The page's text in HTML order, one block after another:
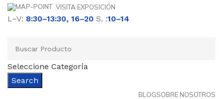
VISITA EXPOSICIÓN
L–V: 8:30–13:30, 16–20 S. :10–14
Seleccione Categoría
Search
BLOGSOBRE NOSOTROS